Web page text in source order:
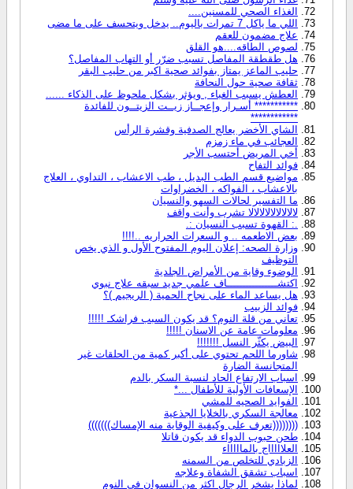
الغذاء الصحي للمسنين....
اللي ما ياكل 7 تمرات باليوم.. يدخل ويتحسف على ما مضى
علاج مضمون للعقم
لصوص الطاقه....هو القلق
هل طقطقة المفاصل تسبب ضرّر أو التهاب المفاصل؟
حليب الماعز يمتاز بفوائد صحية اكبر من حليب البقر
ثقافة صحية حول النحافة
العطش يسبب الغباء , ويؤثر بشكل ملحوظ على الذكاء ......
*********** أسـرار وإعجــاز زيــت الزيتــون للفائدة
************
الشاي الأخضر يعالج الصدفية وقشرة الرأس
العجائب في ماء زمزم
أخي المريض أحتسب الأجر
فوائد التفاح
مواضيع قسم الطب البديل ، طب الاعشاب ، التداوي ، العلاج
بالاعشاب ، الفواكه ، الخضراوات
ما التفسير لحالات السهو والنسيان
لالالالالالالالالا تشرب وأنت واقف
.: القهوة تسبب النسيان :.
بعض الاطعمه .. و السعرات الحراريه ..!!!!
وزارة الصحه: إعلان اليوم المفتوح الأول و الذي يخص
التوظيف
الوضوء وقاية من الأمراض الجلدية
اكتشــــــــــــــــاف علمي جديد سبقه علاج نبوي
هل يساعد الماء على نجاح الحمية ( الريجيم )؟
فوائد الزبيب
تعاني من قلة النوم؟ قد يكون السبب فراشكـ !!!!!
معلومات عامة عن الاسنان !!!!!
البيض يكثّر النسل !!!!!!!
شاورما اللحم تحتوي على أكبر كمية من الحلقات غير
المتجانسة الضارة
اسباب الارتفاع الحاد لنسبة السكر بالدم
الإسعافات الأولية للأطفال ...*
الفوايد الصحيه للمشي
معالجة السكري بالخلايا الجذعية
((((((((تعرف على وكيفية الوقاية منه الإمساك)))))))
طحن حبوب الدواء قد يكون قاتلا
العلاااااج بالماااااء
الزبادي للتخلص من السمنه
اسباب تشقق الشفاة وعلاجه
لماذا يشخر الرجال اكثر من النسوان في النوم